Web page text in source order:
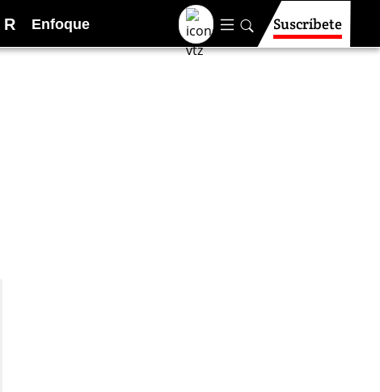
R Enfoque Suscríbete